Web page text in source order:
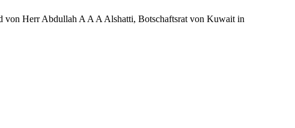
Herr Abdullah A A A Alshatti, Botschaftsrat von Kuwait in